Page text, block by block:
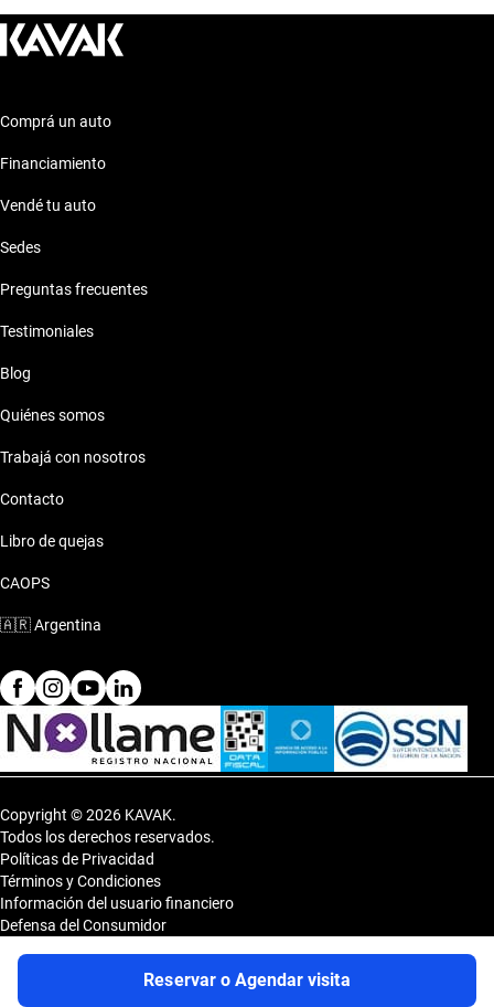
Reservar o Agendar visita
Comprá un auto
Financiamiento
Vendé tu auto
Sedes
Preguntas frecuentes
Testimoniales
Blog
Quiénes somos
Trabajá con nosotros
Contacto
Libro de quejas
CAOPS
🇦🇷Argentina
Copyright © 2026 KAVAK.
Todos los derechos reservados.
Políticas de Privacidad
Términos y Condiciones
Información del usuario financiero
Defensa del Consumidor
Shopping DOT 3er Subsuelo- Vedia 3600, CP 1430, Capital Federal,